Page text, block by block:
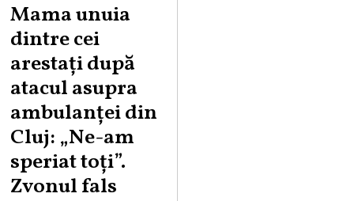
Mama unuia
dintre cei
arestați după
atacul asupra
ambulanței din
Cluj: „Ne-am
speriat toți”.
Zvonul fals